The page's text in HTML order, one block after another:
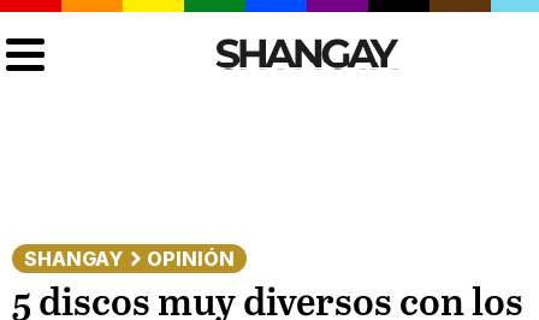
SHANGAY OPINIÓN
5 discos muy diversos con los